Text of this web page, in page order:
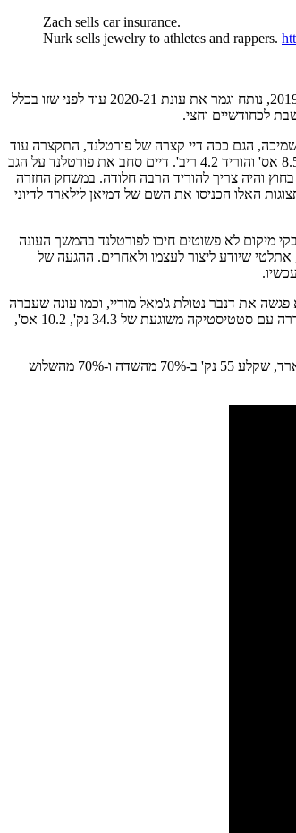
Zach sells car insurance.
Nurk sells jewelry to athletes and rappers.
שניהם חזרו בזמן למשחקי הבועה באורלנדו. רק שבעוד נורקיץ נראה נהדר ונראה ששם את הפציעה מאחוריו, קולינס נפצע שוב באותו קרסול שגרם לו לפספס את עונת 2019-20, נותח וגמר את עונת 2020-21 עוד לפני שזו בכלל
הגם ככה דיי קצרה של פורטלנד, התקצרה עוד
יותר. דמיאן לילארד נשאר כמעט לבד במערכה ובמשך 24 משחקים בהם גם נורקיץ וגם מקולום לא שיחקו, הוא קלע 31.2 נק', ב-39% לשלוש ובכמעט 44% מהשדה, מסר 8.5 אס' והוריד 4.2 ריב'. דיים סחב את פורטלנד על הגב
חזר לשחק אחרי חודשיים בחוץ והיה צריך להוריד הרבה חלודה. במשחק החזרה
הראש של הפליקאנס והוסיף גם 10 אסיסטים תוך שהוא מחזיר את פורטלנד ממינוס 17 לניצחון בנקודה. התצוגות האלו הכניסו את השם של דמיאן לילארד לדיוני
מיקום לא פשוטים חיכו לפורטלנד בהמשך העונה
פאוול, סקורר יעיל (40% בממוצע לשלוש בשתי העונות האחרונות), אתלטי שיודע ליצור לעצמו ולאחרים. ההגעה של
את דנבר נטולת ג'מאל מוריי, וכמו עונה שעברה
גם העונה שתי הקבוצות סיפקו סדרה אדירה. הסדרה הסתיימה בניצחון של דנבר אחרי 6 משחקים, אבל לא בלי קרב של פורטלנד ובעיקר של דמיאן לילארד, שסיים את הסדרה עם סטטיסטיקה משוגעת של 34.3 נק', 10.2 אס',
אי אפשר לדבר על הסדרה בין דנבר ופורטלנד מבלי להזכיר את משחק מס' 5. משחק שהסתיים דווקא בניצחון של דנבר, אבל רק אחרי 2 הארכות והצגת יחיד של דמיאן לילארד, שקלע 55 נק' ב-70% מהשדה ו-70% מהשלוש